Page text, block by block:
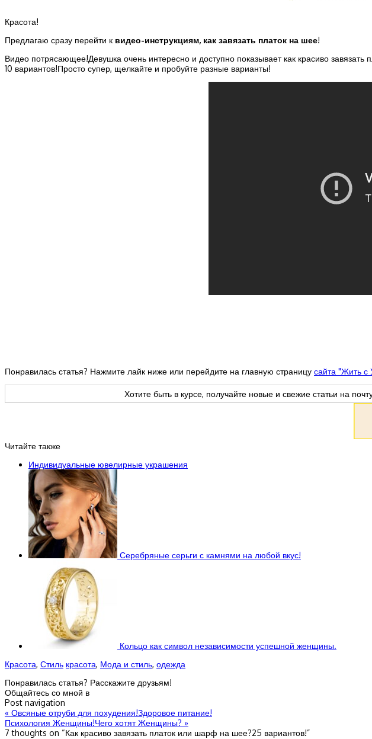
Красота!
Предлагаю сразу перейти к видео-инструкциям, как завязать платок на шее!
Видео потрясающее!Девушка очень интересно и доступно показывает как красиво
10 вариантов!Просто супер, щелкайте и пробуйте разные варианты!
Понравилась статья? Нажмите лайк ниже или перейдите на главную страницу сайта "Жить с
Хотите быть в курсе, получайте новые и свежие статьи на
Читайте также
Индивидуальные ювелирные украшения
Серебряные серьги с камнями на любой вкус!
Кольцо как символ независимости успешной женщины.
Красота, Стиль красота, Мода и стиль, одежда
Понравилась статья? Расскажите друзьям!
Общайтесь со мной в
Post navigation
« Овсяные отруби для похудения!Здоровое питание!
Психология Женщины!Чего хотят Женщины? »
7 thoughts on “Как красиво завязать платок или шарф на шее?25 вариантов!”